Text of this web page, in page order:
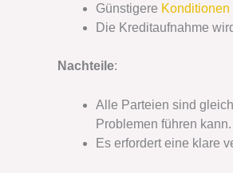
Günstigere Konditionen
Die Kreditaufnahme
Nachteile:
Alle Parteien sind
Problemen führen kann.
Es erfordert eine klare